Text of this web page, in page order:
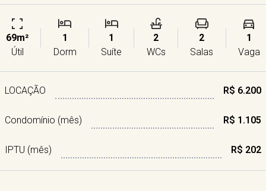
69m²
Útil
1
Dorm
1
Suíte
2
WCs
2
Salas
1
Vaga
LOCAÇÃO R$ 6.200
Condomínio (mês) R$ 1.105
IPTU (mês) R$ 202